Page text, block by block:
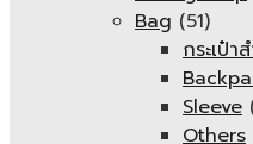
Bag (51)
กระเป๋
Sleeve
Others